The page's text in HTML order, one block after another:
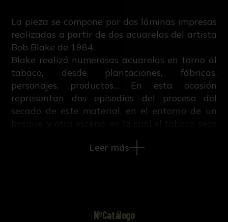
La pieza se compone por dos láminas impresas
realizadas a partir de dos acuarelas del artista
Bob Blake de 1984.
Blake realizó numerosas acuarelas en torno al
tabaco, desde plantaciones, fábricas,
personajes, productos… En esta ocasión
representan dos episodios del proceso del
secado de este material, en el entorno de un
personajes que parece que van a adquirir el
ilustrador científico, sobre todo en el ámbito de
Leer más
NºCatálogo